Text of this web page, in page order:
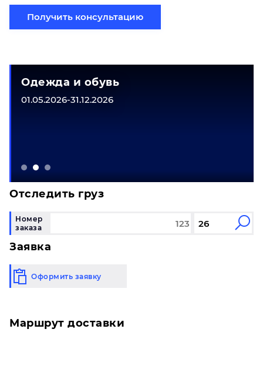
Получить консультацию
Одежда и обувь
01.05.2026-31.12.2026
Отследить груз
Номер
заказа
Заявка
Оформить заявку
Маршрут доставки